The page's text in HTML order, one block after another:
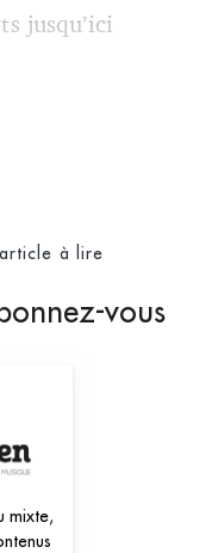
jusqu’ici
à lire
vous
mixte,